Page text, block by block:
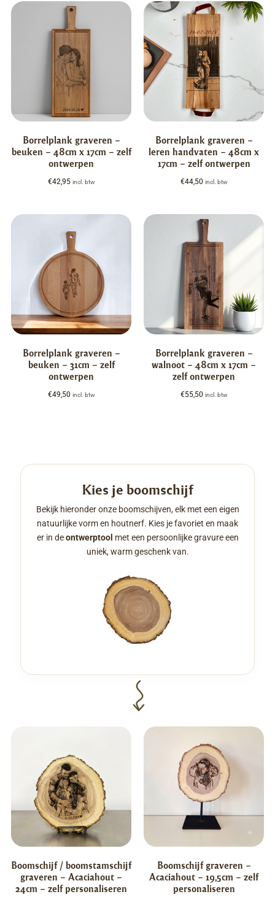
Borrelplank graveren –
beuken – 48cm x 17cm – zelf
ontwerpen
€42,95 incl. btw
Borrelplank graveren –
leren handvaten – 48cm x
17cm – zelf ontwerpen
€44,50 incl. btw
Borrelplank graveren –
beuken – 31cm – zelf
ontwerpen
€49,50 incl. btw
Borrelplank graveren –
walnoot – 48cm x 17cm –
zelf ontwerpen
€55,50 incl. btw
Kies je boomschijf
Bekijk hieronder onze boomschijven, elk met een eigen
natuurlijke vorm en houtnerf. Kies je favoriet en maak
er in deontwerptool met een persoonlijke gravure een
uniek, warm geschenk van.
Boomschijf / boomstamschijf
graveren – Acaciahout –
24cm – zelf personaliseren
Boomschijf graveren –
Acaciahout – 19,5cm – zelf
personaliseren